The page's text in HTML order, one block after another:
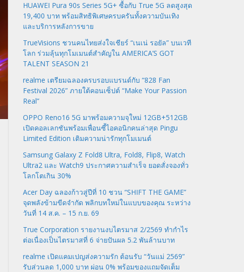
HUAWEI Pura 90s Series 5G+ ซื้อกับ True 5G ลดสูงสุด
19,400 บาท พร้อมสิทธิพิเศษครบครันทั้งความบันเทิง
และบริการหลังการขาย
TrueVisions ชวนคนไทยส่งใจเชียร์ “เนเน่ รอยัล” บนเวที
โลก ร่วมลุ้นทุกโมเมนต์สำคัญใน AMERICA’S GOT
TALENT SEASON 21
realme เตรียมฉลองครบรอบแบรนด์กับ “828 Fan
Festival 2026” ภายใต้คอนเซ็ปต์ “Make Your Passion
Real”
OPPO Reno16 5G มาพร้อมความจุใหม่ 12GB+512GB
เปิดคอลเลกชันพร้อมเพื่อนซี้ไอคอนิกคนล่าสุด Pingu
Limited Edition เติมความน่ารักทุกโมเมนต์
Samsung Galaxy Z Fold8 Ultra, Fold8, Flip8, Watch
Ultra2 และ Watch9 ประกาศความสำเร็จ ยอดสั่งจองทั่ว
โลกโตเกิน 30%
Acer Day ฉลองก้าวสู่ปีที่ 10 ชวน “SHIFT THE GAME”
จุดพลังข้ามขีดจำกัด พลิกบทใหม่ในแบบของคุณ ระหว่าง
วันที่ 14 ส.ค. – 15 ก.ย. 69
True Corporation รายงานงบไตรมาส 2/2569 ทำกำไร
ต่อเนื่องเป็นไตรมาสที่ 6 จ่ายปันผล 5.2 พันล้านบาท
realme เปิดแคมเปญส่งความรัก ต้อนรับ “วันแม่ 2569”
รับส่วนลด 1,000 บาท ผ่อน 0% พร้อมของแถมจัดเต็ม